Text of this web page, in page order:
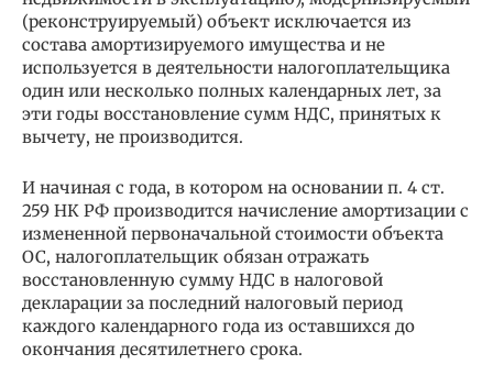
(реконструируемый) объект исключается из
состава амортизируемого имущества и не
используется в деятельности налогоплательщика
один или несколько полных календарных лет, за
эти годы восстановление сумм НДС, принятых к
вычету, не производится.
И начиная с года, в котором на основании п. 4 ст.
259 НК РФ производится начисление амортизации с
измененной первоначальной стоимости объекта
ОС, налогоплательщик обязан отражать
восстановленную сумму НДС в налоговой
декларации за последний налоговый период
каждого календарного года из оставшихся до
окончания десятилетнего срока.